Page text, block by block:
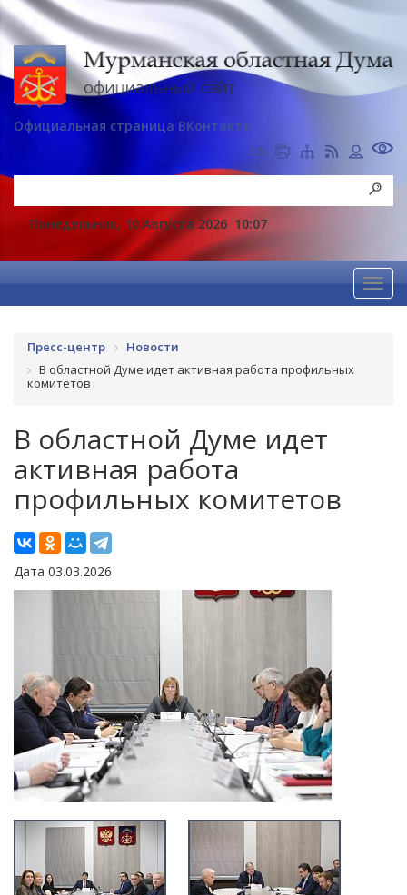
Официальная страница ВКонтакте
Понедельник, 10 Августа 2026 10:07
Пресс-центр
Новости
В областной Думе идет активная работа профильных
комитетов
В областной Думе идет
активная работа
профильных комитетов
Дата 03.03.2026